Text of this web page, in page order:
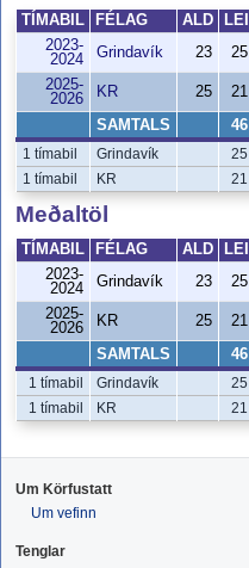
TÍMABIL FÉLAG ALD LEI
2023-
2024
Grindavík 23 25
2025-
2026
KR 25 21
SAMTALS 46
1 tímabil Grindavík 25
1 tímabil
KR 21
Meðaltöl
TÍMABIL FÉLAG ALD LEI
2023-
2024
Grindavík 23 25
2025-
2026
KR 25 21
SAMTALS 46
1 tímabil Grindavík 25
1 tímabil
KR 21
Um Körfustatt
Um vefinn
Tenglar